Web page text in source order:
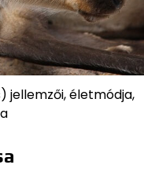
jellemzői, életmódja,